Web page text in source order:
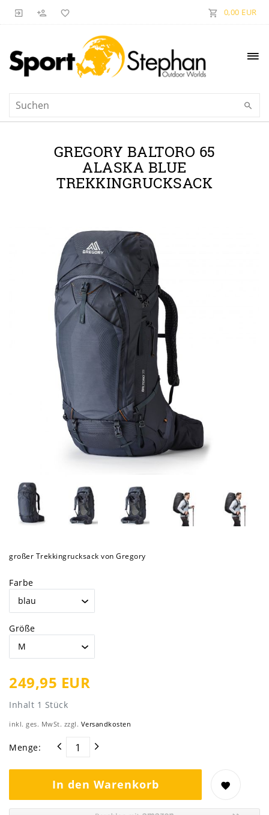
0,00 EUR
GREGORY BALTORO 65
ALASKA BLUE
TREKKINGRUCKSACK
großer Trekkingrucksack von Gregory
Farbe
Größe
249,95 EUR
Inhalt 1 Stück
inkl. ges. MwSt. zzgl. Versandkosten
Menge:
In den Warenkorb